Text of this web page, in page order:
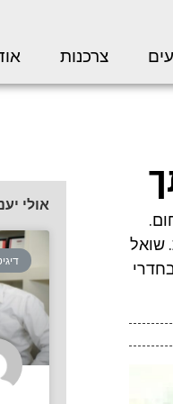
צרכנות
שואל
אולי